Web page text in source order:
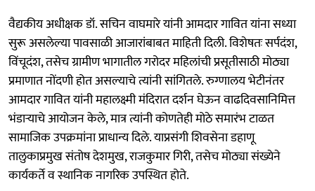
वैद्यकीय अधीक्षक डॉ. सचिन वाघमारे यांनी आमदार गावित यांना सध्या
सुरू असलेल्या पावसाळी आजारांबाबत माहिती दिली. विशेषतः सर्पदंश,
विंचूदंश, तसेच ग्रामीण भागातील गरोदर महिलांची प्रसूतीसाठी मोठ्या
प्रमाणात नोंदणी होत असल्याचे त्यांनी सांगितले. रुग्णालय भेटीनंतर
आमदार गावित यांनी महालक्ष्मी मंदिरात दर्शन घेऊन वाढदिवसानिमित्त
भंडाऱ्याचे आयोजन केले, मात्र त्यांनी कोणतेही मोठे समारंभ टाळत
सामाजिक उपक्रमांना प्राधान्य दिले. याप्रसंगी शिवसेना डहाणू
तालुकाप्रमुख संतोष देशमुख, राजकुमार गिरी, तसेच मोठ्या संख्येने
कार्यकर्ते व स्थानिक नागरिक उपस्थित होते.